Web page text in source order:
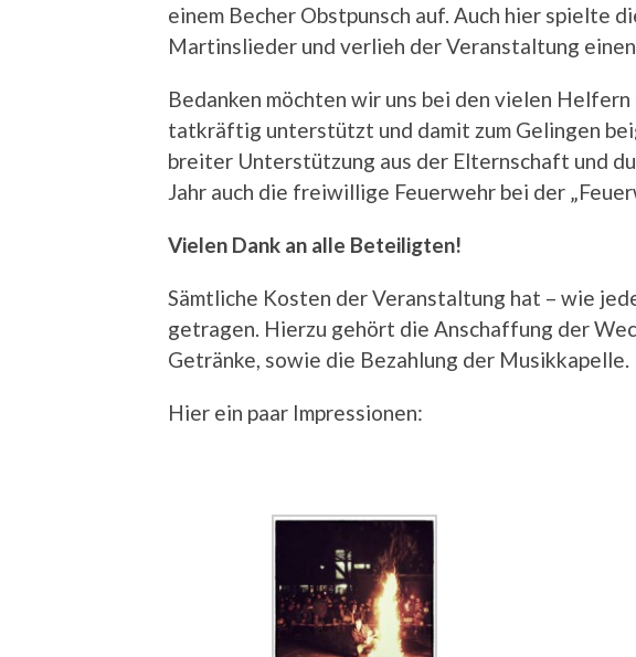
einem Becher Obstpunsch auf. Auch hier spielte
Martinslieder und verlieh der Veranstaltung einen
Bedanken möchten wir uns bei den vielen
tatkräftig unterstützt und damit zum Gelingen
breiter Unterstützung aus der Elternschaft und
Jahr auch die freiwillige Feuerwehr bei der
Vielen Dank an alle Beteiligten!
Sämtliche Kosten der Veranstaltung hat – wie
getragen. Hierzu gehört die Anschaffung der
Getränke, sowie die Bezahlung der Musikkapelle.
Hier ein paar Impressionen: